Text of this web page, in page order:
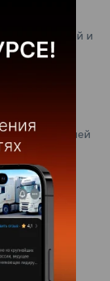
грузовой и
своё
при
50 млн рублей
повторно
за